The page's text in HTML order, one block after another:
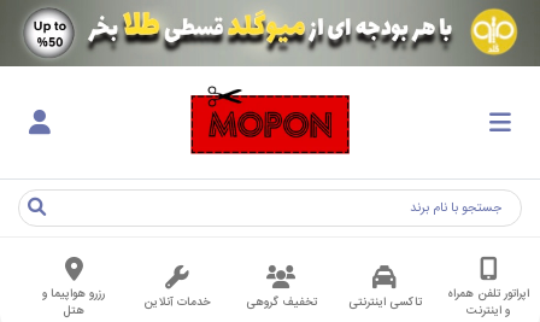
اپراتور تلفن همراه
و اینترنت
تاکسی اینترنتی تخفیف گروهی خدمات آنلاین
رزرو هواپیما و
هتل